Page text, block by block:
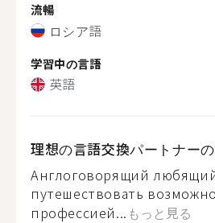
流暢
ロシア語
学習中の言語
英語
理想の言語交換パートナー
Англоговорящий
путешествовать
профессией... もっと見る